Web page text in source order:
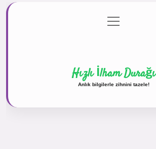
Gizlilik Politikası
menüyü
aç
Hızlı İlham Durağı
Anlık bilgilerle zihnini tazele!